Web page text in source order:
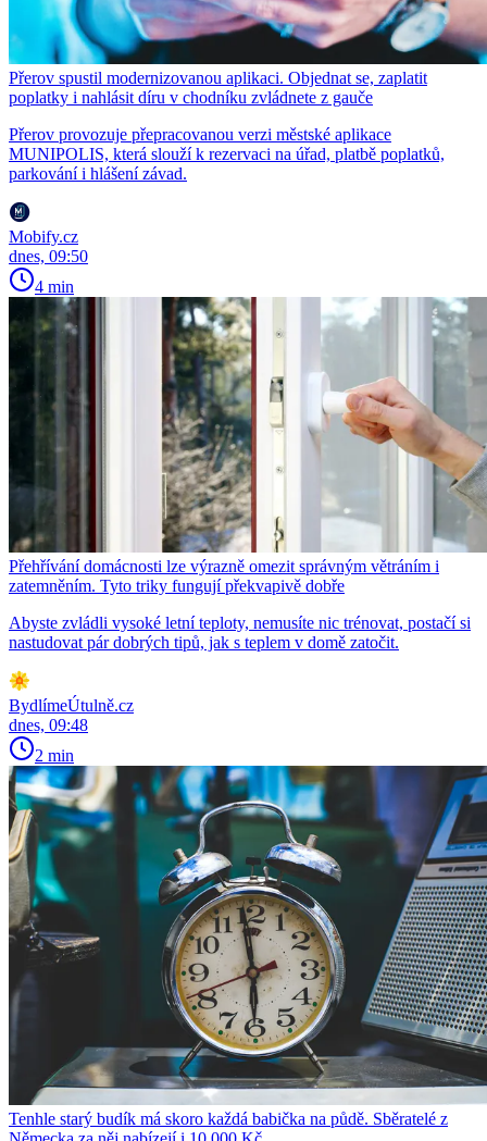
Přerov spustil modernizovanou aplikaci. Objednat se, zaplatit
poplatky i nahlásit díru v chodníku zvládnete z gauče
Přerov provozuje přepracovanou verzi městské aplikace
MUNIPOLIS, která slouží k rezervaci na úřad, platbě poplatků,
parkování i hlášení závad.
Mobify.cz
dnes, 09:50
4 min
Přehřívání domácnosti lze výrazně omezit správným větráním i
zatemněním. Tyto triky fungují překvapivě dobře
Abyste zvládli vysoké letní teploty, nemusíte nic trénovat, postačí si
nastudovat pár dobrých tipů, jak s teplem v domě zatočit.
BydlímeÚtulně.cz
dnes, 09:48
2 min
Tenhle starý budík má skoro každá babička na půdě. Sběratelé z